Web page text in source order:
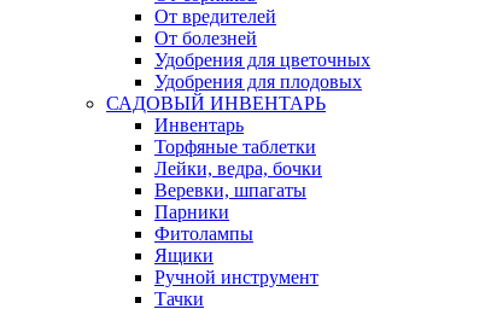
От вредителей
От болезней
Удобрения для цветочных
Удобрения для плодовых
САДОВЫЙ ИНВЕНТАРЬ
Инвентарь
Торфяные таблетки
Лейки, ведра, бочки
Веревки, шпагаты
Парники
Фитолампы
Ящики
Ручной инструмент
Тачки